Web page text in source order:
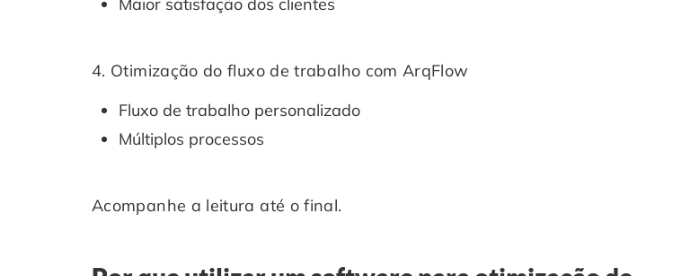
4. Otimização do fluxo de trabalho com ArqFlow
Fluxo de trabalho personalizado
Múltiplos processos
Acompanhe a leitura até o final.